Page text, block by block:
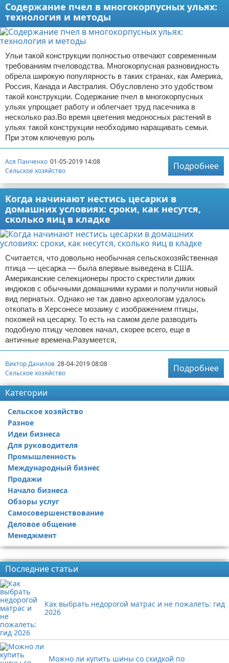
Содержание пчел в многокорпусных ульях:
технология и методы
Ульи такой конструкции полностью отвечают современным
требованиям пчеловодства. Многокорпусная разновидность
обрела широкую популярность в таких странах, как Америка,
Россия, Канада и Австралия. Обусловлено это удобством
такой конструкции. Содержание пчел в многокорпусных
ульях упрощает работу и облегчает труд пасечника в
несколько раз.Во время цветения медоносных растений в
ульях такой конструкции необходимо наращивать семьи.
При этом ключевую роль
Ася Панченко 01-05-2019 14:08
Сельское хозяйство
Подробнее
Когда начинают нестись цесарки в
домашних условиях: сроки, как несутся,
сколько яиц в кладке
Считается, что довольно необычная сельскохозяйственная
птица — цесарка — была впервые выведена в США.
Американские селекционеры просто скрестили диких
индюков с обычными домашними курами и получили новый
вид пернатых. Однако не так давно археологам удалось
откопать в Херсонесе мозаику с изображением птицы,
похожей на цесарку. То есть на самом деле разводить
подобную птицу человек начал, скорее всего, еще в
античные времена.Разумеется,
Виктор Данилов 28-04-2019 08:08
Сельское хозяйство
Подробнее
Категории
Сельское хозяйство
Разное
Идеи бизнеса
Для руководителя
Промышленность
Международный бизнес
Продажи
Начало бизнеса
Обзоры услуг
Самосовершенствование
Деловое общение
Менеджмент
Последние статьи
Как выбрать недорогой матрас и не пожалеть: гид
2026
Можно ли купить шины со скидкой по